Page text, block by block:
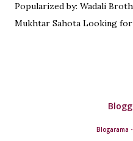
Popularized by: Wadali
Mukhtar Sahota Looking for
vekhan nu, Chuk charkha
paane main katdi, TandBlogarama